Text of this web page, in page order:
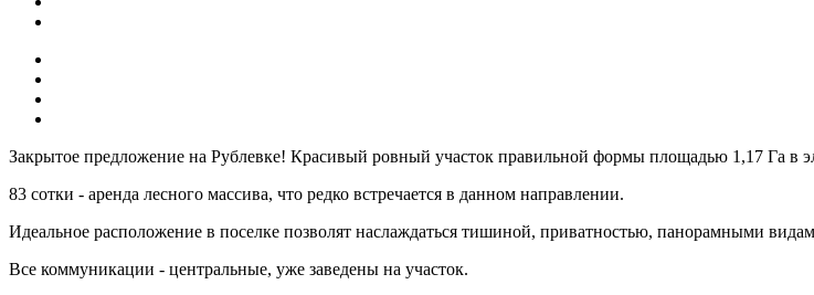
Закрытое предложение на Рублевке! Красивый ровный участок правильной формы площадью 1,17 Га в
83 сотки - аренда лесного массива, что редко встречается в данном направлении.
Идеальное расположение в поселке позволят наслаждаться тишиной, приватностью, панорамными
Все коммуникации - центральные, уже заведены на участок.